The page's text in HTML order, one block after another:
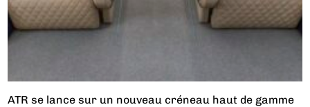
ATR se lance sur un nouveau créneau haut de gamme